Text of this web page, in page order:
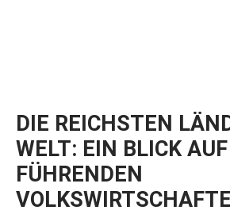
DIE REICHSTEN
WELT: EIN BLICK
FÜHRENDEN